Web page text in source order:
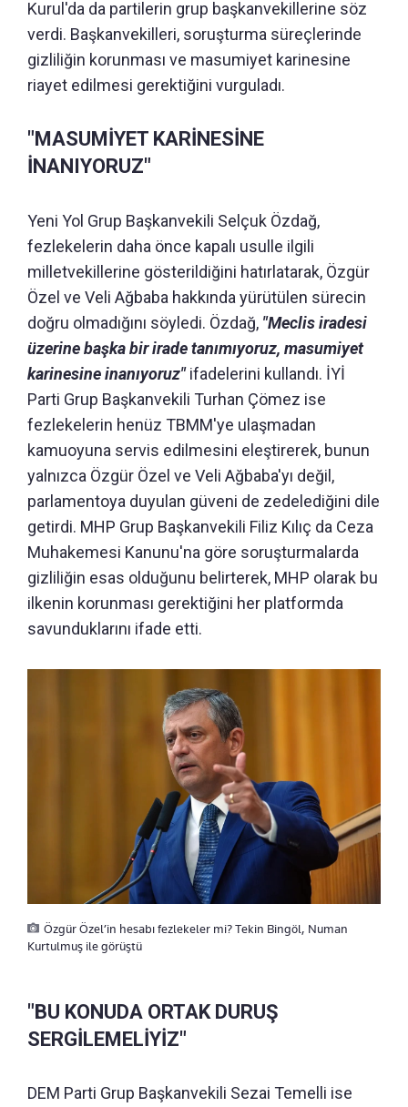
Kurul'da da partilerin grup başkanvekillerine söz
verdi. Başkanvekilleri, soruşturma süreçlerinde
gizliliğin korunması ve masumiyet karinesine
riayet edilmesi gerektiğini vurguladı.
"MASUMİYET KARİNESİNE
İNANIYORUZ"
Yeni Yol Grup Başkanvekili Selçuk Özdağ,
fezlekelerin daha önce kapalı usulle ilgili
milletvekillerine gösterildiğini hatırlatarak, Özgür
Özel ve Veli Ağbaba hakkında yürütülen sürecin
doğru olmadığını söyledi. Özdağ, "Meclis iradesi
üzerine başka bir irade tanımıyoruz, masumiyet
karinesine inanıyoruz"ifadelerini kullandı. İYİ
Parti Grup Başkanvekili Turhan Çömez ise
fezlekelerin henüz TBMM'ye ulaşmadan
kamuoyuna servis edilmesini eleştirerek, bunun
yalnızca Özgür Özel ve Veli Ağbaba'yı değil,
parlamentoya duyulan güveni de zedelediğini dile
getirdi. MHP Grup Başkanvekili Filiz Kılıç da Ceza
Muhakemesi Kanunu'na göre soruşturmalarda
gizliliğin esas olduğunu belirterek, MHP olarak bu
ilkenin korunması gerektiğini her platformda
savunduklarını ifade etti.
Özgür Özel’in hesabı fezlekeler mi? Tekin Bingöl, Numan
Kurtulmuş ile görüştü
"BU KONUDA ORTAK DURUŞ
SERGİLEMELİYİZ"
DEM Parti Grup Başkanvekili Sezai Temelli ise